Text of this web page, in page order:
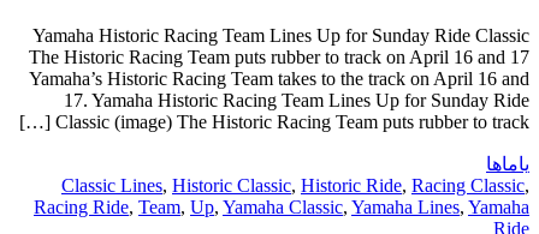
Yamaha Historic Racing Team Lines Up for Sunday Ride Classic
The Historic Racing Team puts rubber to track on April 16 and 17
Yamaha’s Historic Racing Team takes to the track on April 16 and
17. Yamaha Historic Racing Team Lines Up for Sunday Ride
Classic (image) The Historic Racing Team puts rubber to track […]
یاماها
Classic Lines, Historic Classic, Historic Ride, Racing Classic,
Racing Ride, Team, Up, Yamaha Classic, Yamaha Lines, Yamaha
Ride